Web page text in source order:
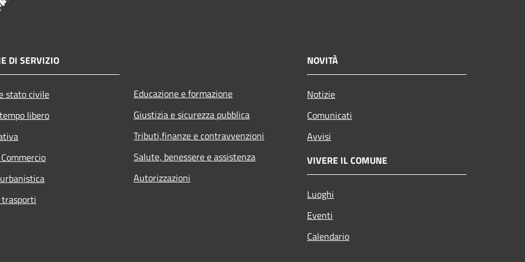
DI SERVIZIO
stato civile
libero
Educazione e formazione
Giustizia e sicurezza pubblica
Tributi,finanze e contravvenzioni
Salute, benessere e assistenza
Autorizzazioni
NOVITÀ
Notizie
Comunicati
Avvisi
VIVERE IL COMUNE
Luoghi
Eventi
Calendario